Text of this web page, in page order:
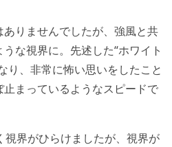
りませんでしたが、強風と共
な視界に。先述した“ホワイト
り、非常に怖い思いをしたこと
まっているようなスピードで
視界がひらけましたが、視界が